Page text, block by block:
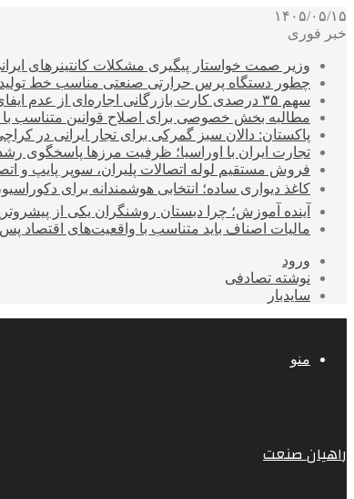
۱۴۰۵/۰۵/۱۵
خبر فوری
وزیر صمت خواستار پیگیری مشکلات کانتینرهای
چطور دستگاه پرس حرارتی صنعتی مناسب خط تولید
سهم ۳۵ درصدی کارت بازرگانی اجاره‌ای از عدم ایفای تعهدات ارزی صادراتی
مطالبه بخش خصوصی برای اصلاح قوانین متناسب
پاکستان: دالان سبز گمرکی برای تجار ایرانی در
تجارت ایران با اوراسیا؛ ظرفیت مرزها پاسخگوی
فروش مستقیم لوله اتصالات پلیران، سوپر پایپ و
کاغذ دیواری ساده؛ انتخابی هوشمندانه برای
آینده آموزش؛ چرا دبستان روشنگران یکی از
مالیات اصناف باید متناسب با واقعیت‌های اقتصاد
ورود
نوشته تصادفی
سایدبار
منو
راهیان صنعت